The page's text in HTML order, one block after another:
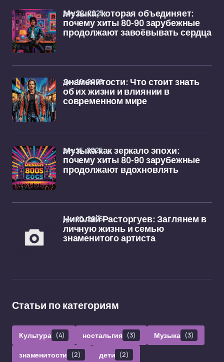
Музыка, которая объединяет:
почему хиты 80-90 зарубежные
продолжают завоёвывать сердца
дек 22, 2025
Знаменитости: Что стоит знать
об их жизни и влиянии в
современном мире
дек 19, 2025
Музыка как зеркало эпохи:
почему хиты 80-90 зарубежные
продолжают вдохновлять
дек 15, 2025
Николай Расторгуев: Заглянем в
личную жизнь и семью
знаменитого артиста
дек 10, 2025
Статьи по категориям
Культура (4) ностальгия (3) Музыка (3)
знаменитости (2) дети (2)